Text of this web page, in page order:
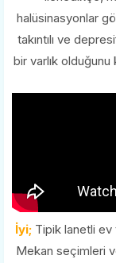
halüsinasyonlar
takıntılı ve
bir varlık
İyi; Tipik lanetli
Mekan seçimleri